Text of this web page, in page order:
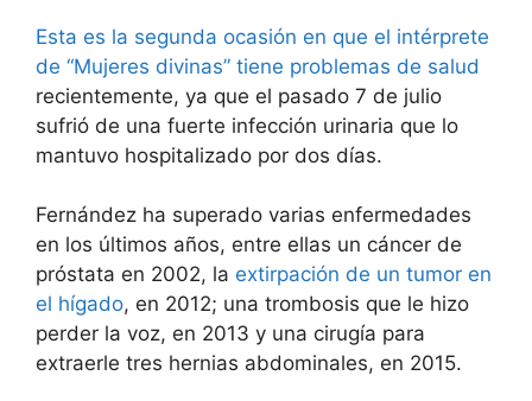
Esta es la segunda ocasión en que el intérprete
de “Mujeres divinas” tiene problemas de salud
recientemente, ya que el pasado 7 de julio
sufrió de una fuerte infección urinaria que lo
mantuvo hospitalizado por dos días.
Fernández ha superado varias enfermedades
en los últimos años, entre ellas un cáncer de
próstata en 2002, la extirpación de un tumor en
el hígado, en 2012; una trombosis que le hizo
perder la voz, en 2013 y una cirugía para
extraerle tres hernias abdominales, en 2015.